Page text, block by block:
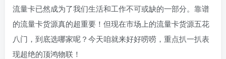
流量卡已然成为了我们生活和工作不可或缺的一部分。靠谱
的流量卡货源真的超重要！但现在市场上的流量卡货源五花
八门，到底选哪家呢？今天咱就来好好唠唠，重点扒一扒表
现超绝的顶鸿物联！